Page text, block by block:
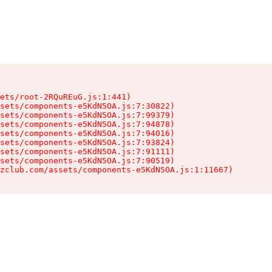
root-2RQuREuG.js:1:441)
components-e5KdN5OA.js:7:30822)
components-e5KdN5OA.js:7:99379)
components-e5KdN5OA.js:7:94878)
components-e5KdN5OA.js:7:94016)
components-e5KdN5OA.js:7:93824)
components-e5KdN5OA.js:7:91111)
components-e5KdN5OA.js:7:90519)
assets/components-e5KdN5OA.js:1:11667)